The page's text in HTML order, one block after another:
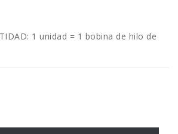
1 unidad = 1 bobina de hilo de